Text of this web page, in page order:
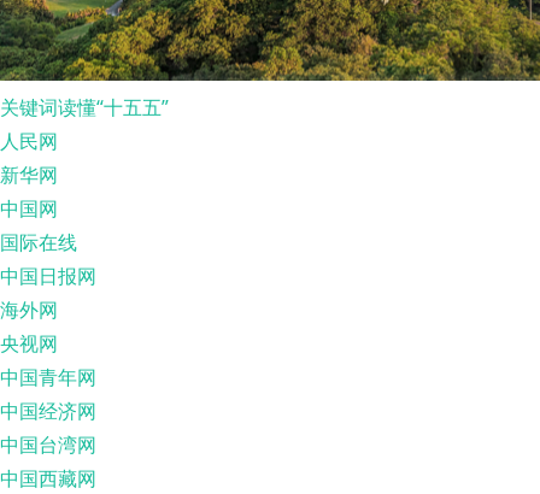
关键词读懂“十五五”
人民网
新华网
中国网
国际在线
中国日报网
海外网
央视网
中国青年网
中国经济网
中国台湾网
中国西藏网